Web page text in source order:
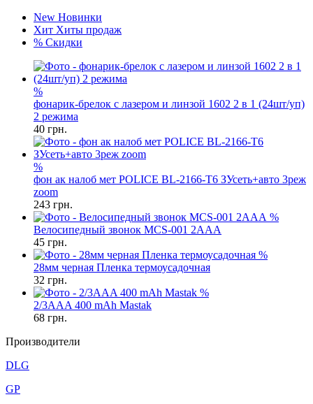
New Новинки
Хит Хиты продаж
% Скидки
%
фонарик-брелок с лазером и линзой 1602 2 в 1 (24шт/уп)
2 режима
40 грн.
%
фон ак налоб мет POLICE BL-2166-T6 ЗУсеть+авто 3реж
zoom
243 грн.
%
Велосипедный звонок MCS-001 2AAA
45 грн.
%
28мм черная Пленка термоусадочная
32 грн.
%
2/3AAA 400 mAh Mastak
68 грн.
Производители
DLG
GP